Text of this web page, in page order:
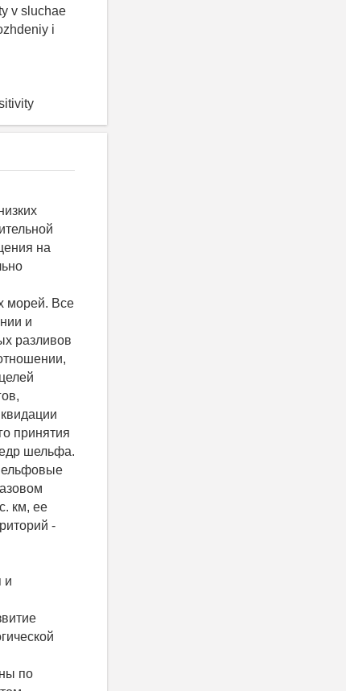
v sluchae
i
на
морей. Все
и
разливов
принятия
шельфа.
км, ее
-
и
по